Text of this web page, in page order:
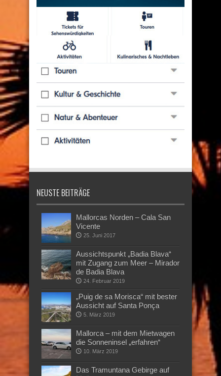
NEUSTE BEITRÄGE
Mallorcas Norden – Cala San
Vicente
25. Juni 2017
Aussichtspunkt „Badia Blava“
mit Zugang zum Meer – Mirador
de Badia Blava
24. Februar 2019
„Puig de sa Morisca“ mit bester
Aussicht auf Santa Ponça
5. März 2019
Mallorca – mit dem Mietwagen
die Sonneninsel „erfahren“
10. März 2019
Das Tramuntana Gebirge auf